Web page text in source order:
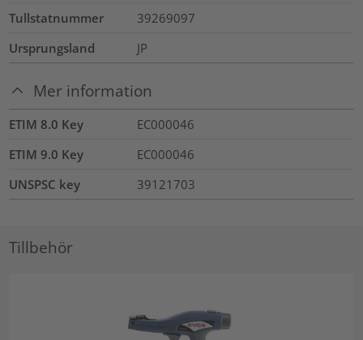
Tullstatnummer
39269097
Ursprungsland
JP
Mer information
ETIM 8.0 Key
EC000046
ETIM 9.0 Key
EC000046
UNSPSC key
39121703
Tillbehör